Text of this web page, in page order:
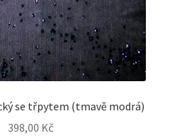
se třpytem (tmavě modrá)
398,00 Kč